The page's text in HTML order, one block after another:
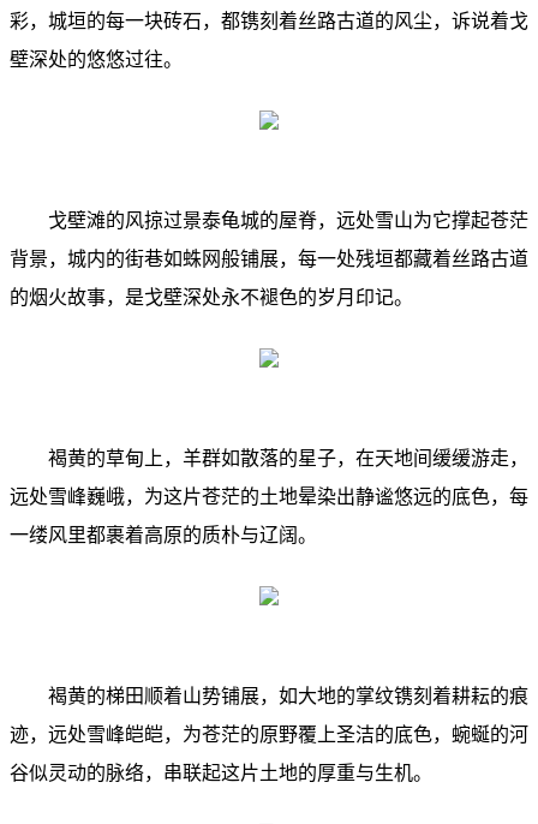
彩，城垣的每一块砖石，都镌刻着丝路古道的风尘，诉说着戈
壁深处的悠悠过往。
戈壁滩的风掠过景泰龟城的屋脊，远处雪山为它撑起苍茫
背景，城内的街巷如蛛网般铺展，每一处残垣都藏着丝路古道
的烟火故事，是戈壁深处永不褪色的岁月印记。
褐黄的草甸上，羊群如散落的星子，在天地间缓缓游走，
远处雪峰巍峨，为这片苍茫的土地晕染出静谧悠远的底色，每
一缕风里都裹着高原的质朴与辽阔。
褐黄的梯田顺着山势铺展，如大地的掌纹镌刻着耕耘的痕
迹，远处雪峰皑皑，为苍茫的原野覆上圣洁的底色，蜿蜒的河
谷似灵动的脉络，串联起这片土地的厚重与生机。